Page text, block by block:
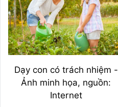
Dạy con có trách nhiệm -
Ảnh minh họa, nguồn:
Internet